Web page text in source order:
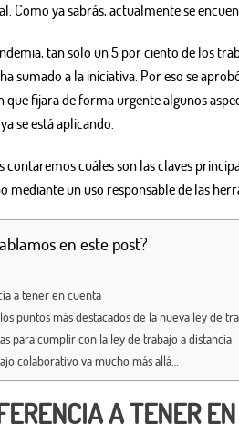
Como ya sabrás, actualmente se
tan solo un 5 por ciento de los
sumado a la iniciativa. Por eso se
que fijara de forma urgente algunos
se está aplicando.
contaremos cuáles son las claves
mediante un uso responsable de las
en este post?
a tener en cuenta
puntos más destacados de la nueva ley de
para cumplir con la ley de trabajo a distancia
colaborativo va mucho más allá…
A TENER